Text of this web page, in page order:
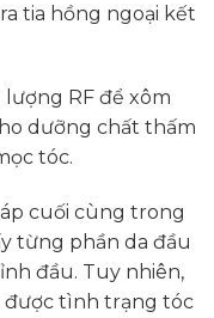
tia hồng ngoại kết
RF để xôm
dưỡng chất thấm
tóc.
cuối cùng trong
từng phần da đầu
đầu. Tuy nhiên,
được tình trạng tóc